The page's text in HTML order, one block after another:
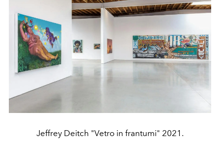
Jeffrey Deitch "Vetro in frantumi" 2021.